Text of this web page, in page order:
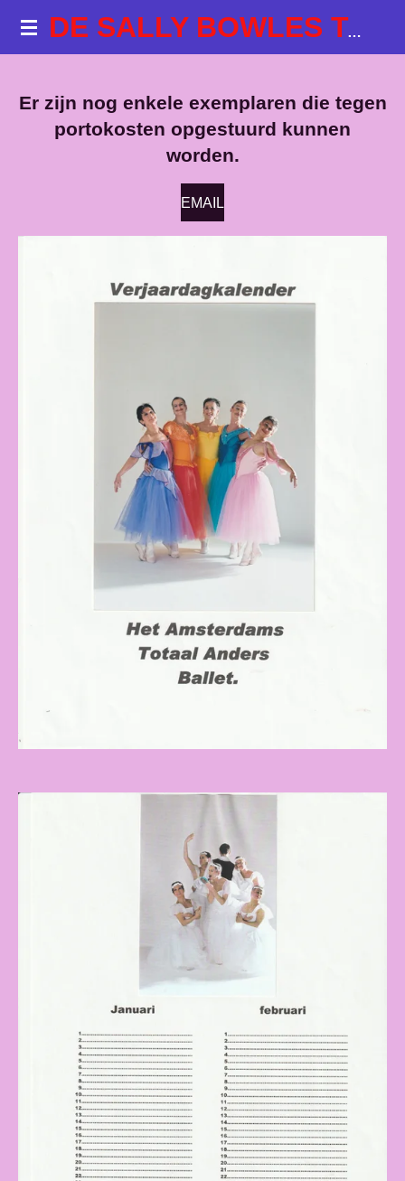
Ga
de
hoofdinhoud
DE SALLY BOWLES TALKSHOWS
Er zijn nog enkele exemplaren die tegen
portokosten opgestuurd kunnen
worden.
EMAIL